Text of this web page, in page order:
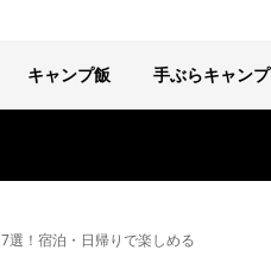
キャンプ飯 手ぶらキャンプ
選！宿泊・日帰りで楽しめる